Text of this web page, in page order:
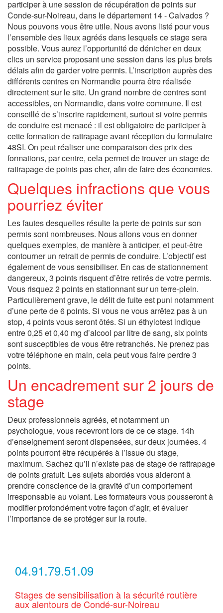
participer à une session de récupération de points sur
Conde-sur-Noireau, dans le département 14 - Calvados ?
Nous pouvons vous être utile. Nous avons listé pour vous
l’ensemble des lieux agréés dans lesquels ce stage sera
possible. Vous aurez l’opportunité de dénicher en deux
clics un service proposant une session dans les plus brefs
délais afin de garder votre permis. L’inscription auprès des
différents centres en Normandie pourra être réalisée
directement sur le site. Un grand nombre de centres sont
accessibles, en Normandie, dans votre commune. Il est
conseillé de s’inscrire rapidement, surtout si votre permis
de conduire est menacé : il est obligatoire de participer à
cette formation de rattrapage avant réception du formulaire
48SI. On peut réaliser une comparaison des prix des
formations, par centre, cela permet de trouver un stage de
rattrapage de points pas cher, afin de faire des économies.
Quelques infractions que vous
pourriez éviter
Les fautes desquelles résulte la perte de points sur son
permis sont nombreuses. Nous allons vous en donner
quelques exemples, de manière à anticiper, et peut-être
contourner un retrait de permis de conduire. L’objectif est
également de vous sensibiliser. En cas de stationnement
dangereux, 3 points risquent d’être retirés de votre permis.
Vous risquez 2 points en stationnant sur un terre-plein.
Particulièrement grave, le délit de fuite est puni notamment
d’une perte de 6 points. Si vous ne vous arrêtez pas à un
stop, 4 points vous seront ôtés. Si un éthylotest indique
entre 0,25 et 0,40 mg d’alcool par litre de sang, six points
sont susceptibles de vous être retranchés. Ne prenez pas
votre téléphone en main, cela peut vous faire perdre 3
points.
Un encadrement sur 2 jours de
stage
Deux professionnels agréés, et notamment un
psychologue, vous recevront lors de ce ce stage. 14h
d’enseignement seront dispensées, sur deux journées. 4
points pourront être récupérés à l’issue du stage,
maximum. Sachez qu’il n’existe pas de stage de rattrapage
de points gratuit. Les sujets abordés vous aideront à
prendre conscience de la gravité d’un comportement
irresponsable au volant. Les formateurs vous pousseront à
modifier profondément votre façon d’agir, et évaluer
l’importance de se protéger sur la route.
04.91.79.51.09
Stages de sensibilisation à la sécurité routière
aux alentours de Condé-sur-Noireau